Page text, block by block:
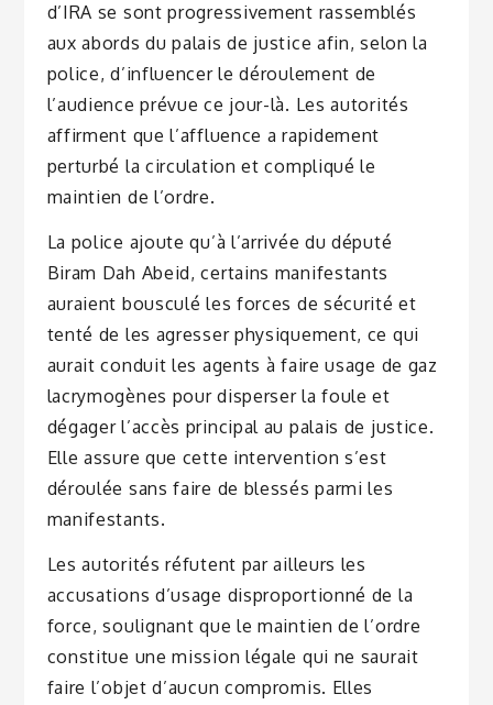
d’IRA se sont progressivement rassemblés
aux abords du palais de justice afin, selon la
police, d’influencer le déroulement de
l’audience prévue ce jour-là. Les autorités
affirment que l’affluence a rapidement
perturbé la circulation et compliqué le
maintien de l’ordre.
La police ajoute qu’à l’arrivée du député
Biram Dah Abeid, certains manifestants
auraient bousculé les forces de sécurité et
tenté de les agresser physiquement, ce qui
aurait conduit les agents à faire usage de gaz
lacrymogènes pour disperser la foule et
dégager l’accès principal au palais de justice.
Elle assure que cette intervention s’est
déroulée sans faire de blessés parmi les
manifestants.
Les autorités réfutent par ailleurs les
accusations d’usage disproportionné de la
force, soulignant que le maintien de l’ordre
constitue une mission légale qui ne saurait
faire l’objet d’aucun compromis. Elles